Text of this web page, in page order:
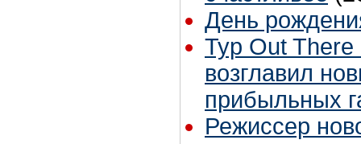
День
Тур Out
возглавил
прибыльных
Режиссер